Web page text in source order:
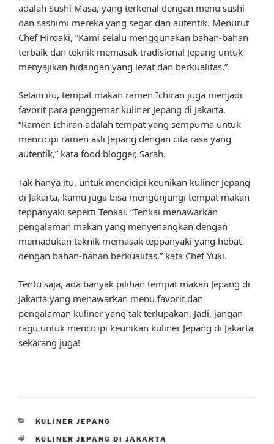
adalah Sushi Masa, yang terkenal dengan menu sushi
dan sashimi mereka yang segar dan autentik. Menurut
Chef Hiroaki, “Kami selalu menggunakan bahan-bahan
terbaik dan teknik memasak tradisional Jepang untuk
menyajikan hidangan yang lezat dan berkualitas.”
Selain itu, tempat makan ramen Ichiran juga menjadi
favorit para penggemar kuliner Jepang di Jakarta.
“Ramen Ichiran adalah tempat yang sempurna untuk
mencicipi ramen asli Jepang dengan cita rasa yang
autentik,” kata food blogger, Sarah.
Tak hanya itu, untuk mencicipi keunikan kuliner Jepang
di Jakarta, kamu juga bisa mengunjungi tempat makan
teppanyaki seperti Tenkai. “Tenkai menawarkan
pengalaman makan yang menyenangkan dengan
memadukan teknik memasak teppanyaki yang hebat
dengan bahan-bahan berkualitas,” kata Chef Yuki.
Tentu saja, ada banyak pilihan tempat makan Jepang di
Jakarta yang menawarkan menu favorit dan
pengalaman kuliner yang tak terlupakan. Jadi, jangan
ragu untuk mencicipi keunikan kuliner Jepang di Jakarta
sekarang juga!
CATEGORIES
KULINER JEPANG
TAGS
KULINER JEPANG DI JAKARTA